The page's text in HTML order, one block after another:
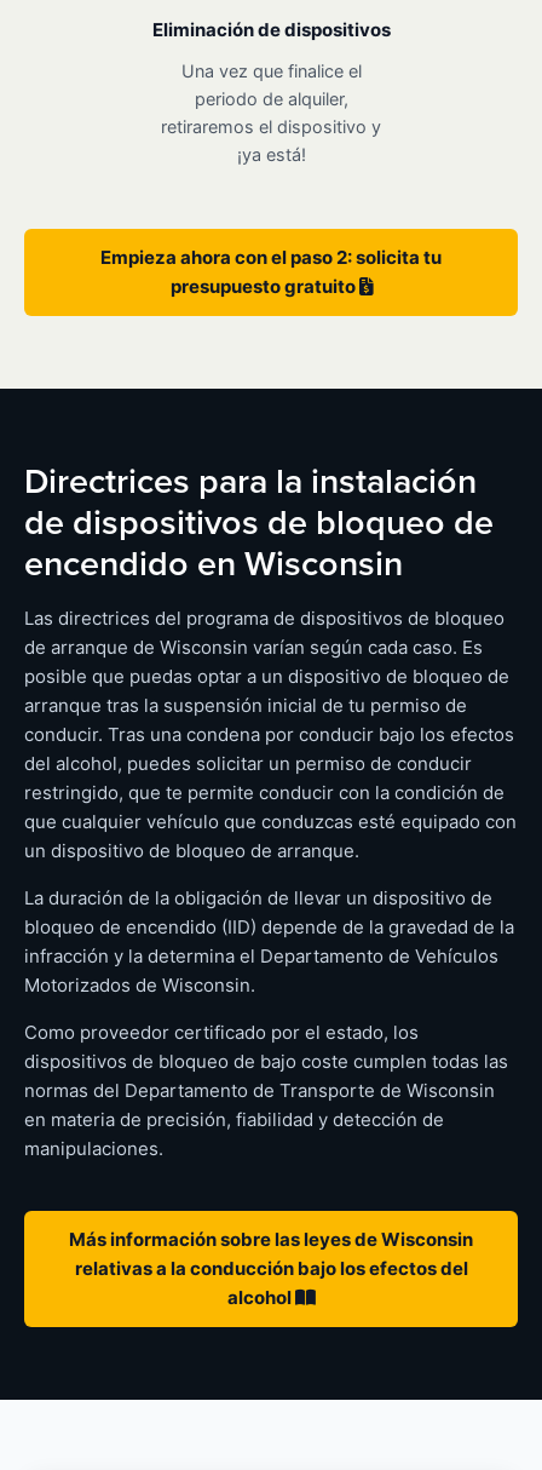
Eliminación de dispositivos
Una vez que finalice el
periodo de alquiler,
retiraremos el dispositivo y
¡ya está!
Empieza ahora con el paso 2: solicita tu
presupuesto gratuito
Directrices para la instalación
de dispositivos de bloqueo de
encendido en Wisconsin
Las directrices del programa de dispositivos de bloqueo
de arranque de Wisconsin varían según cada caso. Es
posible que puedas optar a un dispositivo de bloqueo de
arranque tras la suspensión inicial de tu permiso de
conducir. Tras una condena por conducir bajo los efectos
del alcohol, puedes solicitar un permiso de conducir
restringido, que te permite conducir con la condición de
que cualquier vehículo que conduzcas esté equipado con
un dispositivo de bloqueo de arranque.
La duración de la obligación de llevar un dispositivo de
bloqueo de encendido (IID) depende de la gravedad de la
infracción y la determina el Departamento de Vehículos
Motorizados de Wisconsin.
Como proveedor certificado por el estado, los
dispositivos de bloqueo de bajo coste cumplen todas las
normas del Departamento de Transporte de Wisconsin
en materia de precisión, fiabilidad y detección de
manipulaciones.
Más información sobre las leyes de Wisconsin
relativas a la conducción bajo los efectos del
alcohol